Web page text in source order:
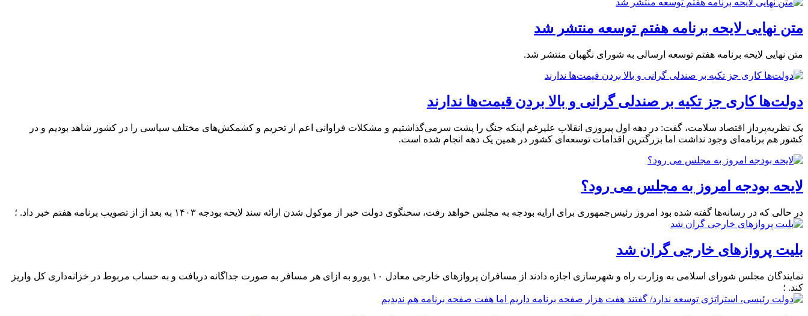
متن نهایی لایحه برنامه هفتم توسعه منتشر شد
متن نهایی لایحه برنامه هفتم توسعه ارسالی به شورای نگهبان منتشر شد.
دولت‌ها کاری جز تکیه بر صندلی گرانی و بالا بردن قیمت‌ها ندارند
یک نظریه‌پرداز اقتصاد سلامت، گفت: در دهه اول پیروزی انقلاب علیرغم اینکه جنگ را پشت سرمی‌گذاشتیم و مشکلات فراوانی اعم از تحریم و کشمکش‌های مختلف سیاسی را در کشور شاهد بودیم و در
کشور هم برنامه‌ای وجود نداشت اما بزرگترین اقدامات توسعه‌ای کشور در همین یک دهه انجام شده است.
لایحه بودجه امروز به مجلس می رود؟
در حالی که در رسانه‌ها گفته شده بود امروز رئیس‌جمهوری برای ارایه بودجه به مجلس خواهد رفت، سخنگوی دولت خبر از موکول شدن ارائه سند لایحه بودجه ۱۴۰۳ به بعد از از تصویب برنامه هفتم خبر داد. ؛
بلیت پروازهای خارجی گران شد
نمایندگان مجلس شورای اسلامی به وزارت راه و شهرسازی اجازه دادند از مسافران پرواز‌های خارجی معادل ۱۰ یورو به ازای هر مسافر به صورت جداگانه دریافت و به حساب مربوط در خزانه‌داری کل واریز
کند. ؛